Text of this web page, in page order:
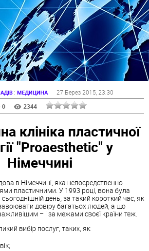
: МЕДИЦИНА 27 Берез 2015 , 23:30
0
2344
клініка пластичної
"Proaesthetic" у
Німеччині
в Німеччині, яка непосредственно
пластичними. У 1993 році, вона була
день, за такий короткий час, як
довіру багатьох людей, а що
– і за межами своєї країни теж.
вибір послуг, таких, як: